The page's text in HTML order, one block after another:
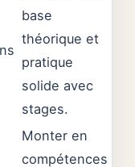
base
théorique et
pratique
solide avec
stages.
Monter en
compétences